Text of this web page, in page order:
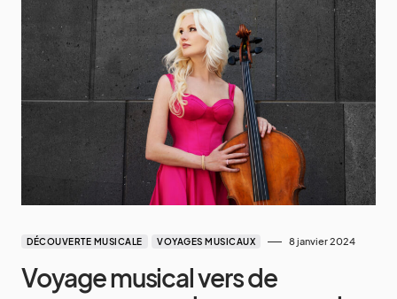
DÉCOUVERTE MUSICALE VOYAGES MUSICAUX 8 janvier 2024
Voyage musical vers de